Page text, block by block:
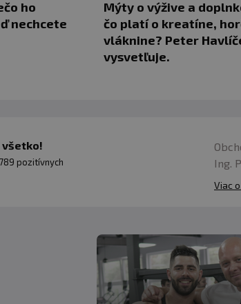
ho
nechcete
Mýty o výžive a
čo platí o kreatíne,
vláknine? Peter
vysvetľuje.
všetko!
pozitívnych
Ing.
Viac